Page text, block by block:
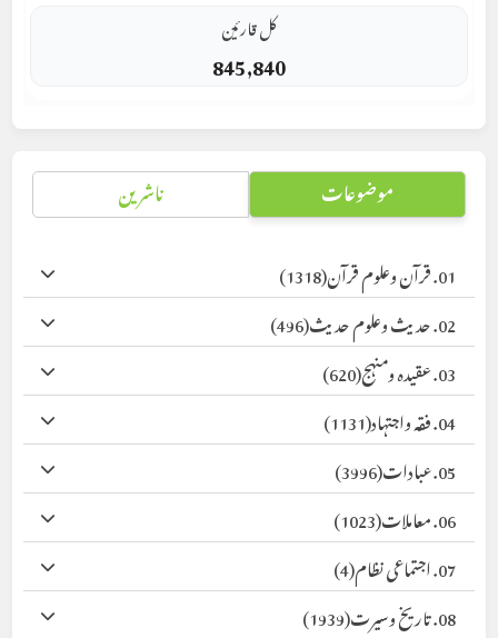
کل قارئین
845,840
موضوعات ناشرین
01. قرآن وعلوم قرآن
(1318)
02. حدیث وعلوم حدیث
(496)
03. عقیدہ ومنہج
(620)
04. فقہ واجتہاد
(1131)
05. عبادات
(3996)
06. معاملات
(1023)
07. اجتماعی نظام
(4)
08. تاریخ وسیرت
(1939)